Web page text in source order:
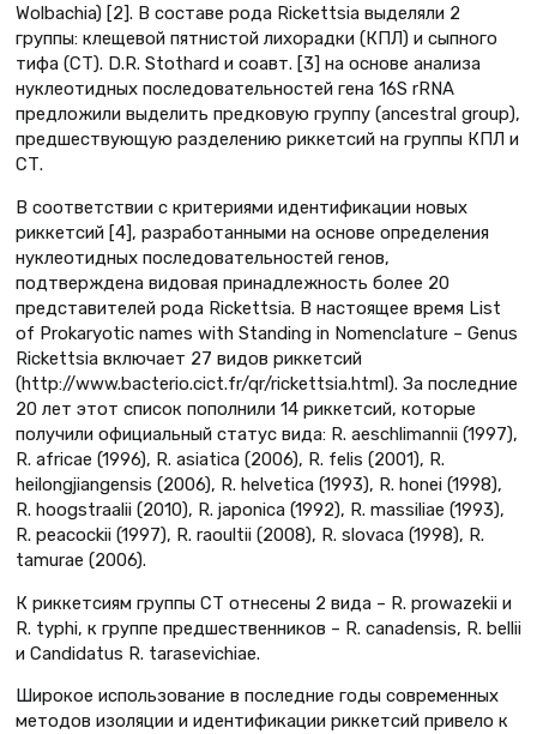
Wolbachia) [2]. В составе рода Rickettsia выделяли 2
группы: клещевой пятнистой лихорадки (КПЛ) и сыпного
тифа (СТ). D.R. Stothard и соавт. [3] на основе анализа
нуклеотидных последовательностей гена 16S rRNA
предложили выделить предковую группу (ancestral group),
предшествующую разделению риккетсий на группы КПЛ и
СТ.
В соответствии с критериями идентификации новых
риккетсий [4], разработанными на основе определения
нуклеотидных последовательностей генов,
подтверждена видовая принадлежность более 20
представителей рода Rickettsia. В настоящее время List
of Prokaryotic names with Standing in Nomenclature – Genus
Rickettsia включает 27 видов риккетсий
(http://www.bacterio.cict.fr/qr/rickettsia.html). За последние
20 лет этот список пополнили 14 риккетсий, которые
получили официальный статус вида: R. aeschlimannii (1997),
R. africae (1996), R. asiatica (2006), R. felis (2001), R.
heilongjiangensis (2006), R. helvetica (1993), R. honei (1998),
R. hoogstraalii (2010), R. japonica (1992), R. massiliae (1993),
R. peacockii (1997), R. raoultii (2008), R. slovaca (1998), R.
tamurae (2006).
К риккетсиям группы СТ отнесены 2 вида – R. prowazekii и
R. typhi, к группе предшественников – R. canadensis, R. bellii
и Candidatus R. tarasevichiae.
Широкое использование в последние годы современных
методов изоляции и идентификации риккетсий привело к